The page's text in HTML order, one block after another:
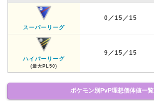
スーパーリーグ
0／15／15
ハイパーリーグ
(最大PL50)
9／15／15
ポケモン別PvP理想個体値一覧